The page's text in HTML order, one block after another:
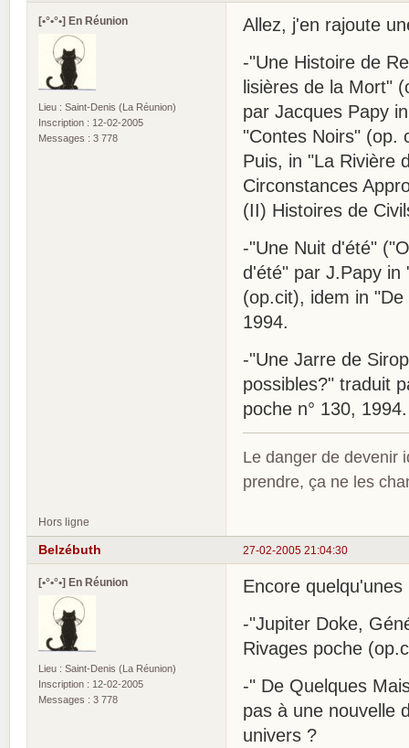
[•°•°•] En Réunion
Lieu : Saint-Denis (La Réunion)
Inscription : 12-02-2005
Messages : 3 778
Allez, j'en rajoute
-"Une Histoire de
lisières de la Mort"
par Jacques Papy
"Contes Noirs" (op.
Puis, in "La Rivière
Circonstances
(II) Histoires de
-"Une Nuit d'été"
d'été" par J.Papy in
(op.cit), idem in
1994.
-"Une Jarre de
possibles?" traduit
poche n° 130, 1994.
Le danger de devenir
prendre, ça ne les
Hors ligne
27-02-2005 21:04:30
Belzébuth
[•°•°•] En Réunion
Lieu : Saint-Denis (La Réunion)
Inscription : 12-02-2005
Messages : 3 778
Encore
-"Jupiter Doke,
Rivages poche
-" De Quelques
pas à une nouvelle
univers ?